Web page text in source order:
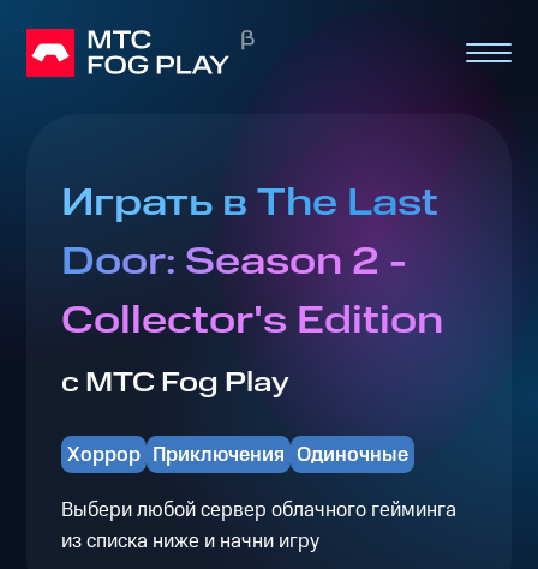
Играть в The Last
Door: Season 2 -
Collector's Edition
с МТС Fog Play
Хоррор Приключения Одиночные
Выбери любой сервер облачного гейминга
из списка ниже и начни игру